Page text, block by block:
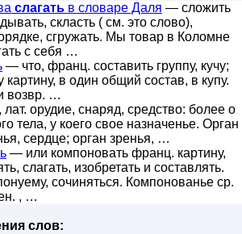
слагать в словаре Даля — сложить
скласть ( см. это слово),
сгружать. Мы товар в Коломне
с себя …
— что, франц. составить группу, кучу;
картину, в один общий состав, в купу.
возвр. …
орудие, снаряд, средство: более о
тела, у коего свое назначенье. Орган
сердце; орган зренья, …
— или компоновать франц. картину,
слагать, изобретать и составлять.
сочиняться. Компонованье ср.
, …
слов: